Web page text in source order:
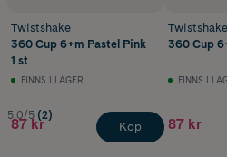
Twistshake
360 Cup 6+m Pastel Pink
1 st
FINNS I LAGER
5.0/5 (2)
87 kr Köp
Twistshake
360 Cup
FINNS I
87 kr